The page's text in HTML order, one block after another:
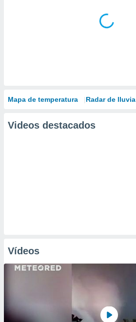
Mapa de temperatura Radar de lluvia
Videos destacados
Vídeos